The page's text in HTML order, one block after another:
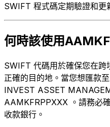
SWIFT 程式碼定期驗證和更
何時該使用
SWIFT 代碼用於確保您在跨
正確的目的地。當您想匯款
INVEST ASSET
AAMKFRPPXXX 。請務必
收款銀行。